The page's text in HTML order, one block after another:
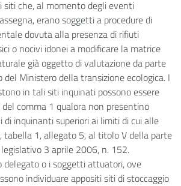
siti che, al momento degli eventi
erano soggetti a procedure di
dovuta alla presenza di rifiuti
o nocivi idonei a modificare la matrice
già oggetto di valutazioneda parte
del Ministero della transizione ecologica. I
in tali siti inquinati possono essere
del comma 1 qualora non presentino
di inquinanti superiori ai limiti di cui alle
tabella 1, allegato 5, al titolo V della parte
3 aprile 2006, n. 152.
delegato o i soggetti attuatori, ove
individuare appositi siti di stoccaggio